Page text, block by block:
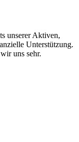
unserer Aktiven,
Unterstützung.
uns sehr.